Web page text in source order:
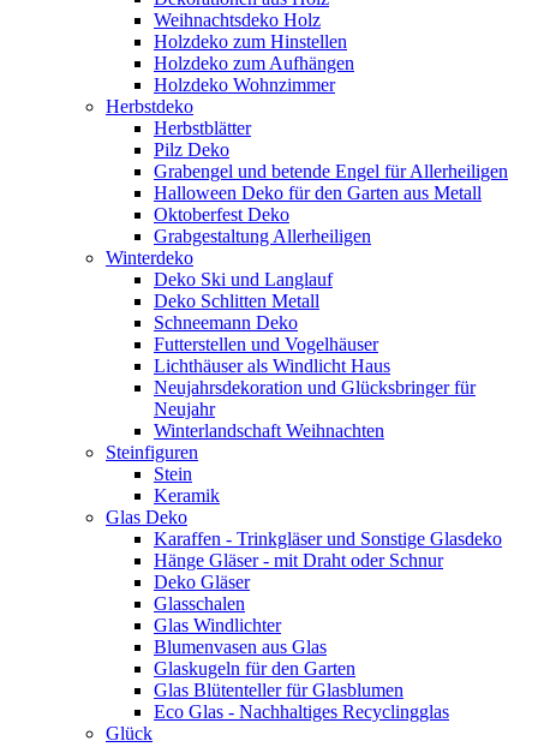
Weihnachtsdeko Holz
Holzdeko zum Hinstellen
Holzdeko zum Aufhängen
Holzdeko Wohnzimmer
Herbstdeko
Herbstblätter
Pilz Deko
Grabengel und betende Engel für Allerheiligen
Halloween Deko für den Garten aus Metall
Oktoberfest Deko
Grabgestaltung Allerheiligen
Winterdeko
Deko Ski und Langlauf
Deko Schlitten Metall
Schneemann Deko
Futterstellen und Vogelhäuser
Lichthäuser als Windlicht Haus
Neujahrsdekoration und Glücksbringer für
Neujahr
Winterlandschaft Weihnachten
Steinfiguren
Stein
Keramik
Glas Deko
Karaffen - Trinkgläser und Sonstige Glasdeko
Hänge Gläser - mit Draht oder Schnur
Deko Gläser
Glasschalen
Glas Windlichter
Blumenvasen aus Glas
Glaskugeln für den Garten
Glas Blütenteller für Glasblumen
Eco Glas - Nachhaltiges Recyclingglas
Glück